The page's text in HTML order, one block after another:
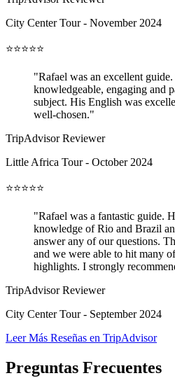
City Center Tour - November 2024
⭐⭐⭐⭐⭐
"Rafael was an excellent
knowledgeable, engaging and
subject. His English was
well-chosen."
TripAdvisor Reviewer
Little Africa Tour - October 2024
⭐⭐⭐⭐⭐
"Rafael was a fantastic guide.
knowledge of Rio and Brazil
answer any of our questions.
and we were able to hit many
highlights. I strongly
TripAdvisor Reviewer
City Center Tour - September 2024
Leer Más Reseñas en TripAdvisor
Preguntas Frecuentes